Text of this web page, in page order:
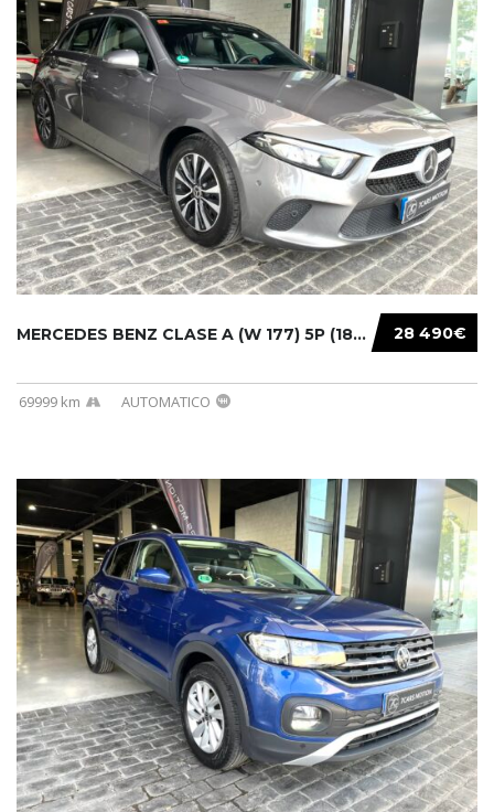
28 490€
MERCEDES BENZ CLASE A (W 177) 5P (18-) 2020....
69999 km AUTOMATICO